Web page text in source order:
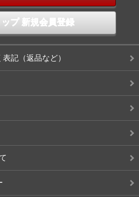
ップ 新規会員登録
記（返品など）